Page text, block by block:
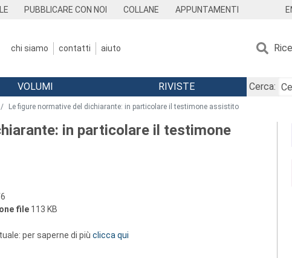
PUBBLICARE CON NOI COLLANE APPUNTAMENTI
chi siamo contatti aiuto
VOLUMI RIVISTE
Cerca:
Le figure normative del dichiarante: in particolare il testimone assistito
in particolare il testimone
file 113 KB
per saperne di più clicca qui